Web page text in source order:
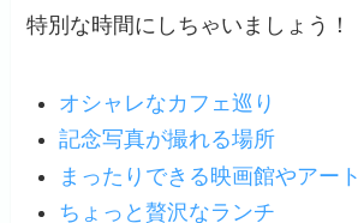
特別な時間にしちゃいましょう！
オシャレなカフェ巡り
記念写真が撮れる場所
まったりできる映画館やアート
ちょっと贅沢なランチ